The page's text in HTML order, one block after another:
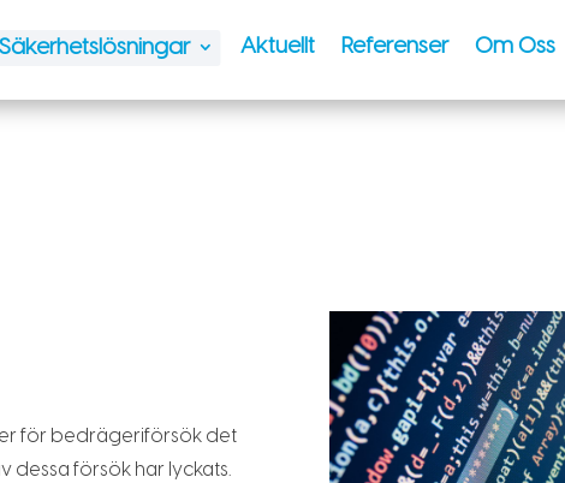
Säkerhetslösningar Aktuellt Referenser Om Oss
för bedrägeriförsök det
dessa försök har lyckats.